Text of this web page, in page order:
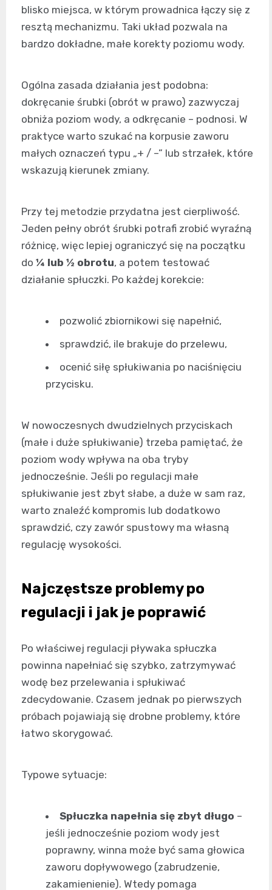
blisko miejsca, w którym prowadnica łączy się z
resztą mechanizmu. Taki układ pozwala na
bardzo dokładne, małe korekty poziomu wody.
Ogólna zasada działania jest podobna:
dokręcanie śrubki (obrót w prawo) zazwyczaj
obniża poziom wody, a odkręcanie – podnosi. W
praktyce warto szukać na korpusie zaworu
małych oznaczeń typu „+ / –” lub strzałek, które
wskazują kierunek zmiany.
Przy tej metodzie przydatna jest cierpliwość.
Jeden pełny obrót śrubki potrafi zrobić wyraźną
różnicę, więc lepiej ograniczyć się na początku
do ¼ lub ½ obrotu, a potem testować
działanie spłuczki. Po każdej korekcie:
pozwolić zbiornikowi się napełnić,
sprawdzić, ile brakuje do przelewu,
ocenić siłę spłukiwania po naciśnięciu
przycisku.
W nowoczesnych dwudzielnych przyciskach
(małe i duże spłukiwanie) trzeba pamiętać, że
poziom wody wpływa na oba tryby
jednocześnie. Jeśli po regulacji małe
spłukiwanie jest zbyt słabe, a duże w sam raz,
warto znaleźć kompromis lub dodatkowo
sprawdzić, czy zawór spustowy ma własną
regulację wysokości.
Najczęstsze problemy po
regulacji i jak je poprawić
Po właściwej regulacji pływaka spłuczka
powinna napełniać się szybko, zatrzymywać
wodę bez przelewania i spłukiwać
zdecydowanie. Czasem jednak po pierwszych
próbach pojawiają się drobne problemy, które
łatwo skorygować.
Typowe sytuacje:
Spłuczka napełnia się zbyt długo –
jeśli jednocześnie poziom wody jest
poprawny, winna może być sama głowica
zaworu dopływowego (zabrudzenie,
zakamienienie). Wtedy pomaga